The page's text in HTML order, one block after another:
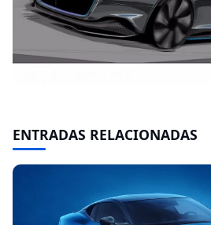
ENTRADAS RELACIONADAS